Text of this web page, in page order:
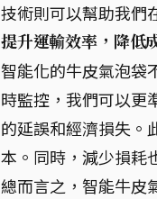
技術則可以幫助我們
提升運輸效率，降低
智能化的牛皮氣泡袋
時監控，我們可以更
的延誤和經濟損失。
本。同時，減少損耗
總而言之，智能牛皮